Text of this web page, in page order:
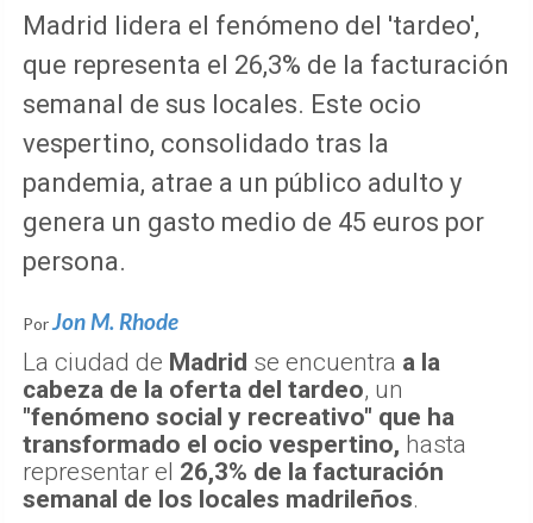
Madrid lidera el fenómeno del 'tardeo',
que representa el 26,3% de la facturación
semanal de sus locales. Este ocio
vespertino, consolidado tras la
pandemia, atrae a un público adulto y
genera un gasto medio de 45 euros por
persona.
PorJon M. Rhode
La ciudad de Madrid se encuentra a la
cabeza de la oferta del tardeo, un
"fenómeno social y recreativo" que ha
transformado el ocio vespertino, hasta
representar el 26,3% de la facturación
semanal de los locales madrileños.